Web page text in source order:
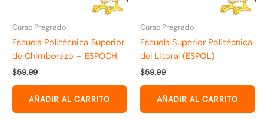
Curso Pregrado
Escuela Politécnica Superior
de Chimborazo – ESPOCH
$59.99
AÑADIR AL CARRITO
Curso Pregrado
Escuela Superior Politécnica
del Litoral (ESPOL)
$59.99
AÑADIR AL CARRITO